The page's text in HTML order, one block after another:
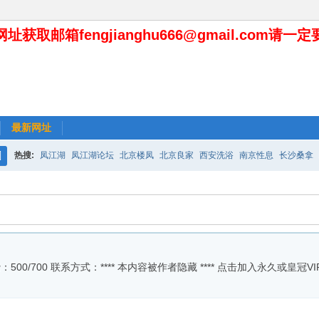
址获取邮箱fengjianghu666@gmail.com请一定
最新网址
热搜: 凤江湖 凤江湖论坛 北京楼凤 北京良家 西安洗浴 南京性息 长沙桑拿
500/700 联系方式：**** 本内容被作者隐藏 **** 点击加入永久或皇冠